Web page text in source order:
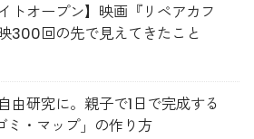
イトオープン】映画『リペアカフ
300回の先で見えてきたこと
由研究に。親子で1日で完成する
ミ・マップ」の作り方